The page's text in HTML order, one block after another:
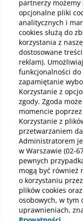
Koszty
dlaczego
bardziej niż
parametr?
Badania
podstawowych
medycznej.
chorób na
monitorować
praktyce jednak
rzadziej, niż
względu na
pojedynczego
wydaje się
diagnostyka
tego powodu
zakup pakietów
również badania
Czytaj
O nas
Dla Pacjenta
Dla Partnera
Dokumenty
partnerzy
opcjonalne pliki
analitycznych i
cookies służą do
korzystania z
dostosowane
reklam).
funkcjonalności
zapamiętanie
Korzystanie z
zgody. Zgoda
momencie
Korzystanie z
przetwarzaniem
Administratorem
w Warszawie (02-
pewnych
mogą być również
o korzystaniu
plików cookies
osobowych, w tym
uprawnieniach,